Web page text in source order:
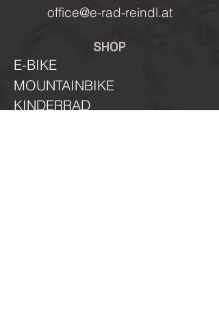
office@e-rad-reindl.at
SHOP
E-BIKE
MOUNTAINBIKE
KINDERRAD